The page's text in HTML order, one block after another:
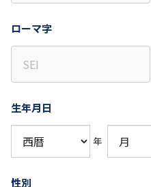
ローマ字
生年月日
年
性別